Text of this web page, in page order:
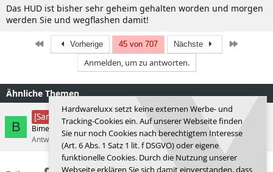
Das HUD ist bisher sehr geheim gehalten worden und morgen
werden Sie und wegflashen damit!
Erste Vorherige 45 von 707 Nächste
Anmelden, um zu antworten.
Ähnliche Themen
B
[Sammelthread] Star Wars Outlaws
Bimer
Actionspiele
Antworten 2 15.05.2026 Bimer
Hardwareluxx setzt keine externen Werbe- und
Tracking-Cookies ein. Auf unserer Webseite finden
Sie nur noch Cookies nach berechtigtem Interesse
(Art. 6 Abs. 1 Satz 1 lit. f DSGVO) oder eigene
funktionelle Cookies. Durch die Nutzung unserer
Webseite erklären Sie sich damit einverstanden, dass